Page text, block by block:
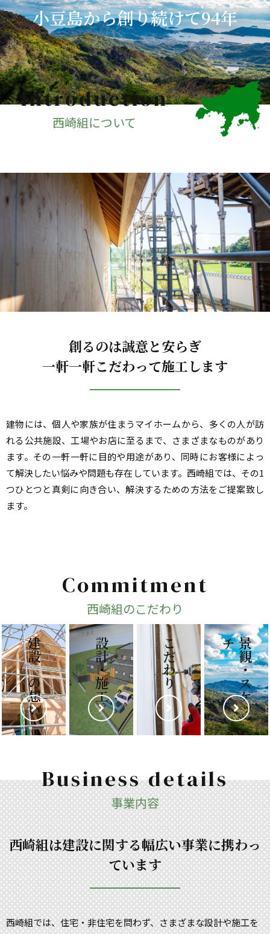
小豆島から創り続けて94年
Introduction
西崎組について
創るのは誠意と安らぎ
一軒一軒こだわって施工します
建物には、個人や家族が住まうマイホームから、多くの人が訪
れる公共施設、工場やお店に至るまで、さまざまなものがあり
ます。その一軒一軒に目的や用途があり、同時にお客様によっ
て解決したい悩みや問題も存在しています。西崎組では、その1
つひとつと真剣に向き合い、解決するための方法をご提案致し
ます。
Commitment
西崎組のこだわり
建設への想い 設計・施工 こだわり 景
観
・
ス
ケ
ッ
チ
Business details
事業内容
西崎組は建設に関する幅広い事業に携わっ
ています
西崎組では、住宅・非住宅を問わず、さまざまな設計や施工を